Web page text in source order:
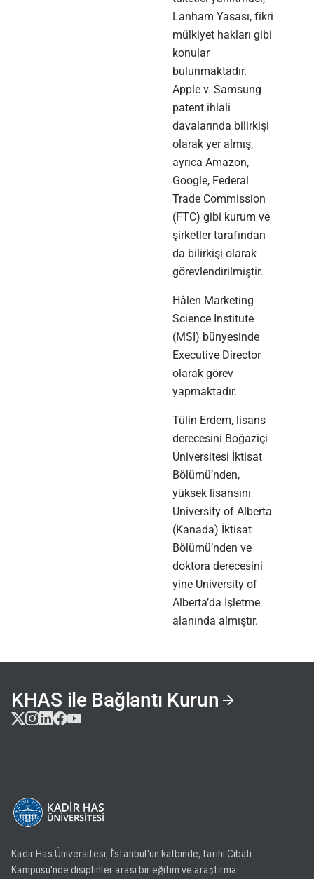
Lanham Yasası, fikri
mülkiyet hakları gibi
konular
bulunmaktadır.
Apple v. Samsung
patent ihlali
davalarında bilirkişi
olarak yer almış,
ayrıca Amazon,
Google, Federal
Trade Commission
(FTC) gibi kurum ve
şirketler tarafından
da bilirkişi olarak
görevlendirilmiştir.
Hâlen Marketing
Science Institute
(MSI) bünyesinde
Executive Director
olarak görev
yapmaktadır.
Tülin Erdem, lisans
derecesini Boğaziçi
Üniversitesi İktisat
Bölümü’nden,
yüksek lisansını
University of Alberta
(Kanada) İktisat
Bölümü’nden ve
doktora derecesini
yine University of
Alberta’da İşletme
alanında almıştır.
KHAS ile Bağlantı Kurun
Kadir Has Üniversitesi, İstanbul'un kalbinde, tarihi Cibali
Kampüsü'nde disiplinler arası bir eğitim ve araştırma